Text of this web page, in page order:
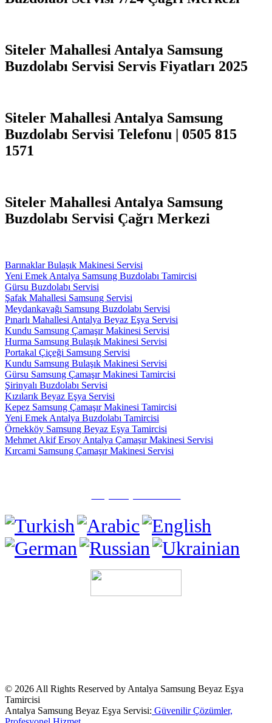
Siteler Mahallesi Antalya Samsung
Buzdolabı Servisi Servis Fiyatları 2025
Siteler Mahallesi Antalya Samsung
Buzdolabı Servisi Telefonu | 0505 815
1571
Siteler Mahallesi Antalya Samsung
Buzdolabı Servisi Çağrı Merkezi
Barınaklar Bulaşık Makinesi Servisi
Yeni Emek Antalya Samsung Buzdolabı Tamircisi
Gürsu Buzdolabı Servisi
Şafak Mahallesi Samsung Servisi
Meydankavağı Samsung Buzdolabı Servisi
Pınarlı Mahallesi Antalya Beyaz Eşya Servisi
Kundu Samsung Çamaşır Makinesi Servisi
Hurma Samsung Bulaşık Makinesi Servisi
Portakal Çiçeği Samsung Servisi
Kundu Samsung Bulaşık Makinesi Servisi
Gürsu Samsung Çamaşır Makinesi Tamircisi
Şirinyalı Buzdolabı Servisi
Kızılarık Beyaz Eşya Servisi
Kepez Samsung Çamaşır Makinesi Tamircisi
Yeni Emek Antalya Buzdolabı Tamircisi
Örnekköy Samsung Beyaz Eşya Tamircisi
Mehmet Akif Ersoy Antalya Çamaşır Makinesi Servisi
Kırcami Samsung Çamaşır Makinesi Servisi
© 2026 All Rights Reserved by Antalya Samsung Beyaz Eşya
Tamircisi
Antalya Samsung Beyaz Eşya Servisi: Güvenilir Çözümler,